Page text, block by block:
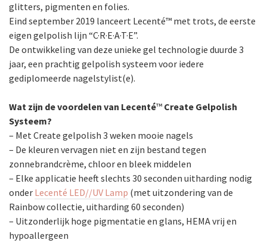
glitters, pigmenten en folies.
Eind september 2019 lanceert Lecenté™ met trots, de eerste
eigen gelpolish lijn “C·R·E·A·T·E”.
De ontwikkeling van deze unieke gel technologie duurde 3
jaar, een prachtig gelpolish systeem voor iedere
gediplomeerde nagelstylist(e).
Wat zijn de voordelen van Lecenté™ Create Gelpolish
Systeem?
– Met Create gelpolish 3 weken mooie nagels
– De kleuren vervagen niet en zijn bestand tegen
zonnebrandcrème, chloor en bleek middelen
– Elke applicatie heeft slechts 30 seconden uitharding nodig
onder Lecenté LED//UV Lamp (met uitzondering van de
Rainbow collectie, uitharding 60 seconden)
– Uitzonderlijk hoge pigmentatie en glans, HEMA vrij en
hypoallergeen